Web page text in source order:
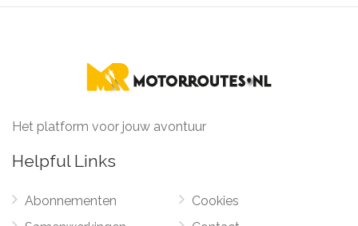
Het platform voor jouw avontuur
Helpful Links
Abonnementen
Cookies